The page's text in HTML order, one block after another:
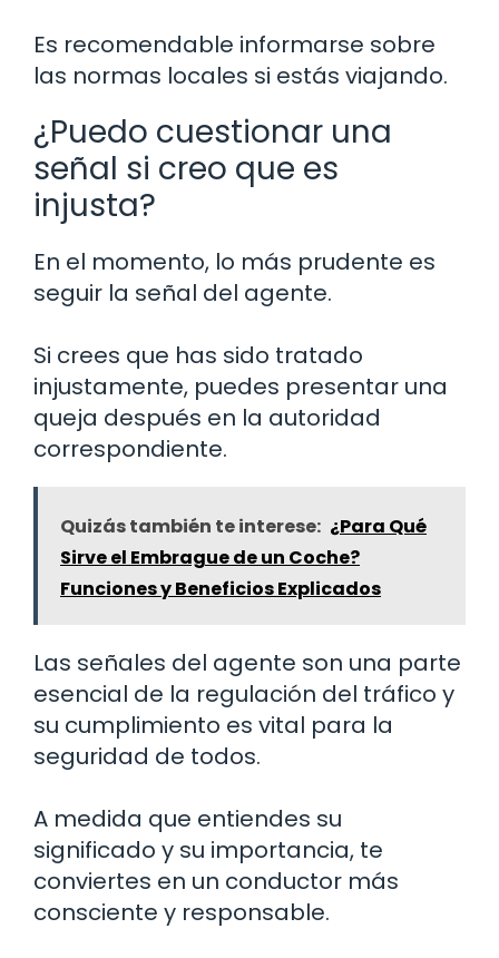
Es recomendable informarse sobre
las normas locales si estás viajando.
¿Puedo cuestionar una
señal si creo que es
injusta?
En el momento, lo más prudente es
seguir la señal del agente.
Si crees que has sido tratado
injustamente, puedes presentar una
queja después en la autoridad
correspondiente.
Quizás también te interese: ¿Para Qué
Sirve el Embrague de un Coche?
Funciones y Beneficios Explicados
Las señales del agente son una parte
esencial de la regulación del tráfico y
su cumplimiento es vital para la
seguridad de todos.
A medida que entiendes su
significado y su importancia, te
conviertes en un conductor más
consciente y responsable.